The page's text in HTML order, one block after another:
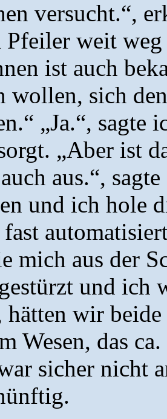
versucht.“,
Pfeiler weit
ist auch
wollen, sich
„Ja.“, sagte
„Aber ist
aus.“,
und ich hole
fast
mich aus der
und ich
hätten wir
Wesen, das
sicher nicht